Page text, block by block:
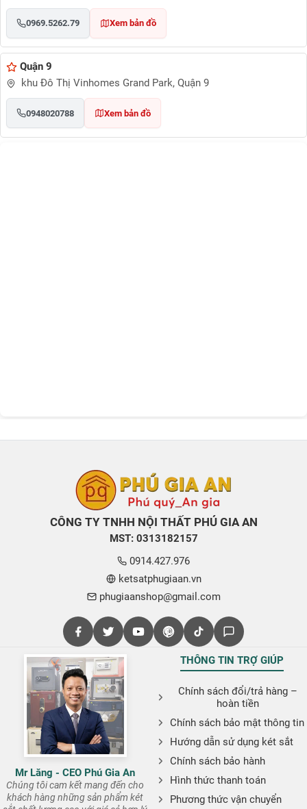
0969.5262.79 Xem bản đồ
Quận 9
khu Đô Thị Vinhomes Grand Park, Quận 9
0948020788 Xem bản đồ
CÔNG TY TNHH NỘI THẤT PHÚ GIA AN
MST: 0313182157
0914.427.976
ketsatphugiaan.vn
phugiaanshop@gmail.com
Mr Lăng - CEO Phú Gia An
Chúng tôi cam kết mang đến cho
khách hàng những sản phẩm két
THÔNG TIN TRỢ GIÚP
Chính sách đổi/trả hàng –
hoàn tiền
Chính sách bảo mật thông tin
Hướng dẫn sử dụng két sắt
Chính sách bảo hành
Hình thức thanh toán
Phương thức vận chuyển